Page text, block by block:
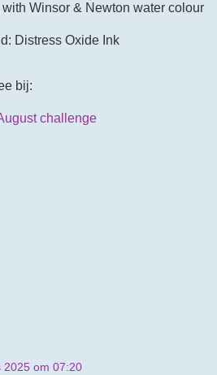
Winsor & Newton water colour
Distress Oxide Ink
bij:
challenge
2025 om 07:20